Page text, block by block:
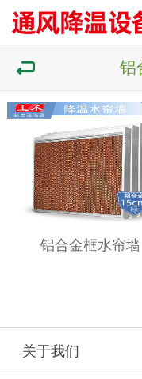
铝
铝合金框水帘墙
关于我们